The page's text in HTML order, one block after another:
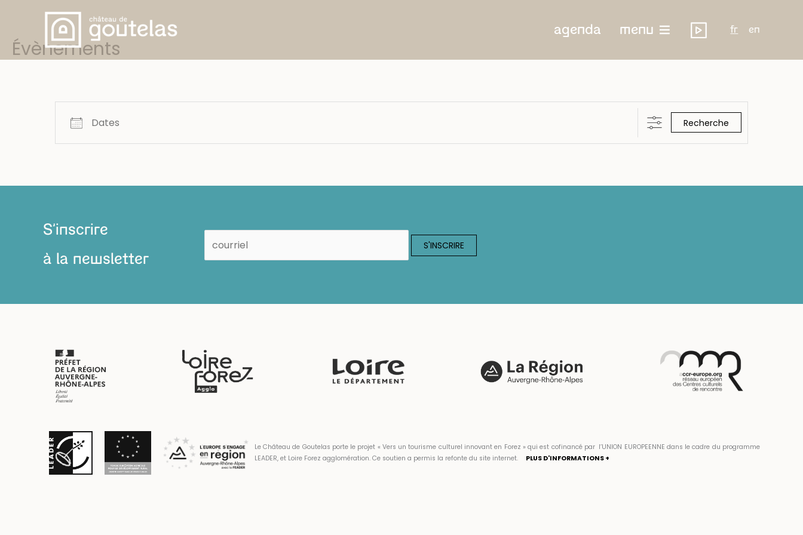
contenu
agenda menu fr en
Évènements
Dates
Recherche
S'inscrire
à la newsletter
Le Château de Goutelas porte le projet « Vers un tourisme culturel innovant en Forez » qui est cofinancé par l’UNION EUROPEENNE dans le cadre du programme
LEADER, et Loire Forez agglomération. Ce soutien a permis la refonte du site internet.
PLUS D'INFORMATIONS +